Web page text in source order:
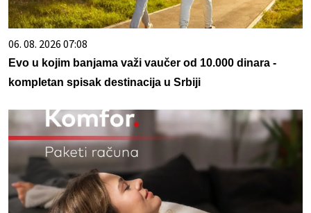
06. 08. 2026 07:08
Evo u kojim banjama važi vaučer od 10.000 dinara -
kompletan spisak destinacija u Srbiji